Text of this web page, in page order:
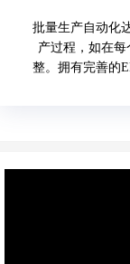
批量生产自动化
产过程，如在
整。拥有完善的